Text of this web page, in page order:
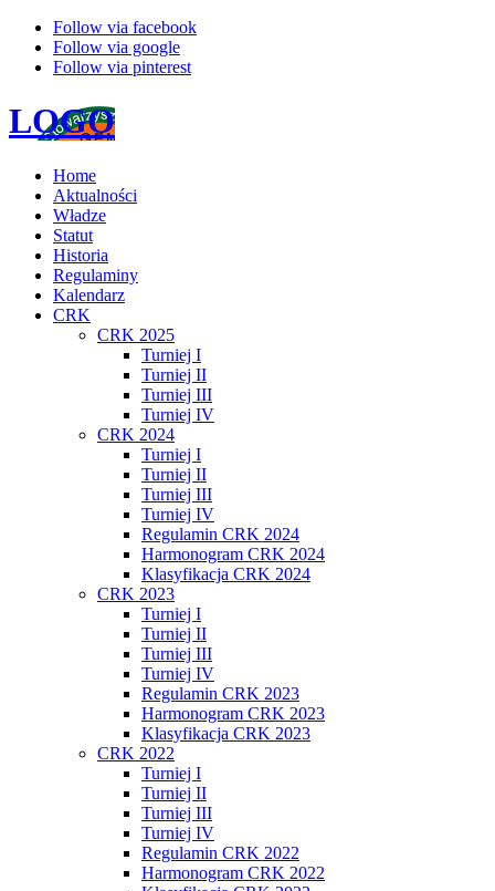
Follow via facebook
Follow via google
Follow via pinterest
LOGO
Home
Aktualności
Władze
Statut
Historia
Regulaminy
Kalendarz
CRK
CRK 2025
Turniej I
Turniej II
Turniej III
Turniej IV
CRK 2024
Turniej I
Turniej II
Turniej III
Turniej IV
Regulamin CRK 2024
Harmonogram CRK 2024
Klasyfikacja CRK 2024
CRK 2023
Turniej I
Turniej II
Turniej III
Turniej IV
Regulamin CRK 2023
Harmonogram CRK 2023
Klasyfikacja CRK 2023
CRK 2022
Turniej I
Turniej II
Turniej III
Turniej IV
Regulamin CRK 2022
Harmonogram CRK 2022